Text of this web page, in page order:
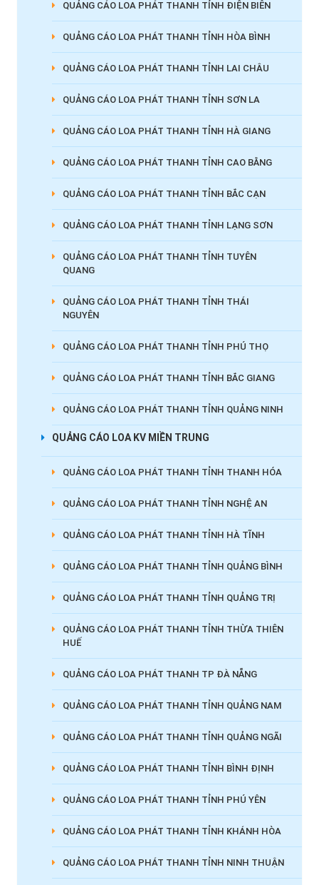
QUẢNG CÁO LOA PHÁT THANH TỈNH ĐIỆN BIÊN
QUẢNG CÁO LOA PHÁT THANH TỈNH HÒA BÌNH
QUẢNG CÁO LOA PHÁT THANH TỈNH LAI CHÂU
QUẢNG CÁO LOA PHÁT THANH TỈNH SƠN LA
QUẢNG CÁO LOA PHÁT THANH TỈNH HÀ GIANG
QUẢNG CÁO LOA PHÁT THANH TỈNH CAO BẰNG
QUẢNG CÁO LOA PHÁT THANH TỈNH BẮC CẠN
QUẢNG CÁO LOA PHÁT THANH TỈNH LẠNG SƠN
QUẢNG CÁO LOA PHÁT THANH TỈNH TUYÊN
QUANG
QUẢNG CÁO LOA PHÁT THANH TỈNH THÁI
NGUYÊN
QUẢNG CÁO LOA PHÁT THANH TỈNH PHÚ THỌ
QUẢNG CÁO LOA PHÁT THANH TỈNH BẮC GIANG
QUẢNG CÁO LOA PHÁT THANH TỈNH QUẢNG NINH
QUẢNG CÁO LOA KV MIỀN TRUNG
QUẢNG CÁO LOA PHÁT THANH TỈNH THANH HÓA
QUẢNG CÁO LOA PHÁT THANH TỈNH NGHỆ AN
QUẢNG CÁO LOA PHÁT THANH TỈNH HÀ TĨNH
QUẢNG CÁO LOA PHÁT THANH TỈNH QUẢNG BÌNH
QUẢNG CÁO LOA PHÁT THANH TỈNH QUẢNG TRỊ
QUẢNG CÁO LOA PHÁT THANH TỈNH THỪA THIÊN
HUẾ
QUẢNG CÁO LOA PHÁT THANH TP ĐÀ NẴNG
QUẢNG CÁO LOA PHÁT THANH TỈNH QUẢNG NAM
QUẢNG CÁO LOA PHÁT THANH TỈNH QUẢNG NGÃI
QUẢNG CÁO LOA PHÁT THANH TỈNH BÌNH ĐỊNH
QUẢNG CÁO LOA PHÁT THANH TỈNH PHÚ YÊN
QUẢNG CÁO LOA PHÁT THANH TỈNH KHÁNH HÒA
QUẢNG CÁO LOA PHÁT THANH TỈNH NINH THUẬN